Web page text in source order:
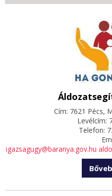
Cím: 7621 Pécs,
Levélcím:
Telefon:
igazsagugy@baranya.gov.hu